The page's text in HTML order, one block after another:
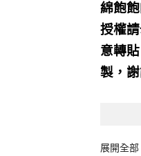
綿飽
授權
意轉
製，
展開全部